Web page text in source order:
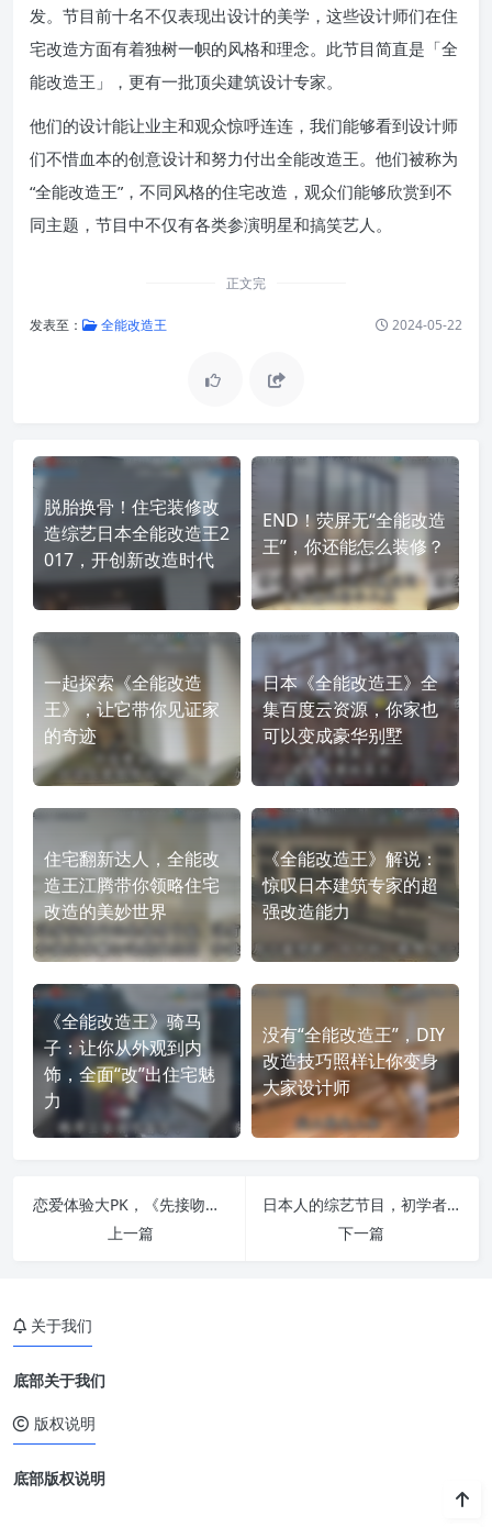
发。节目前十名不仅表现出设计的美学，这些设计师们在住
宅改造方面有着独树一帜的风格和理念。此节目简直是「全
能改造王」，更有一批顶尖建筑设计专家。
他们的设计能让业主和观众惊呼连连，我们能够看到设计师
们不惜血本的创意设计和努力付出全能改造王。他们被称为
“全能改造王”，不同风格的住宅改造，观众们能够欣赏到不
同主题，节目中不仅有各类参演明星和搞笑艺人。
正文完
发表至： 全能改造王 2024-05-22
脱胎换骨！住宅装修改
造综艺日本全能改造王2
017，开创新改造时代
END！荧屏无“全能改造
王”，你还能怎么装修？
一起探索《全能改造
王》，让它带你见证家
的奇迹
日本《全能改造王》全
集百度云资源，你家也
可以变成豪华别墅
住宅翻新达人，全能改
造王江腾带你领略住宅
改造的美妙世界
《全能改造王》解说：
惊叹日本建筑专家的超
强改造能力
《全能改造王》骑马
子：让你从外观到内
饰，全面“改”出住宅魅
力
没有“全能改造王”，DIY
改造技巧照样让你变身
大家设计师
恋爱体验大PK，《先接吻再恋爱》日剧综艺百度云助你开启相亲新世界
上一篇
日本人的综艺节目，初学者必看！这几个很好入门
下一篇
关于我们
底部关于我们
版权说明
底部版权说明